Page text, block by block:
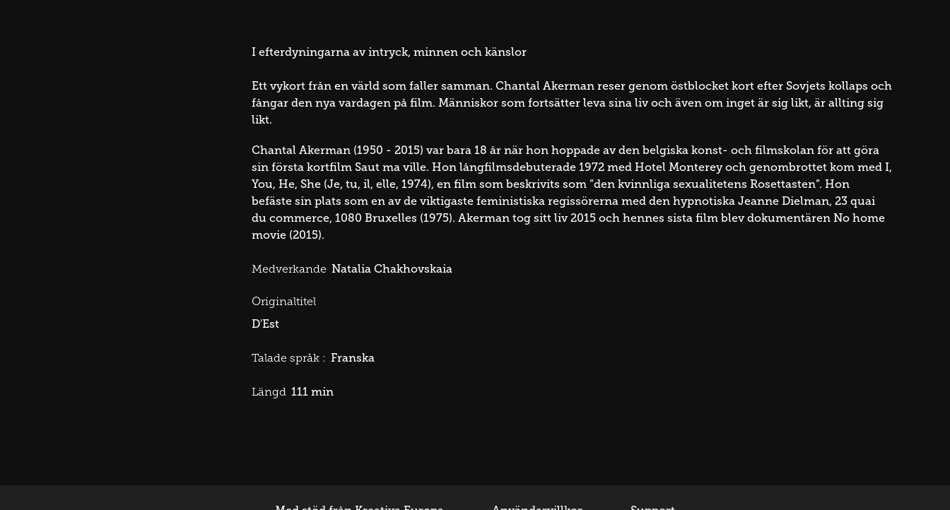
I efterdyningarna av intryck, minnen och känslor
Ett vykort från en värld som faller samman. Chantal Akerman reser genom östblocket kort efter Sovjets kollaps och
fångar den nya vardagen på film. Människor som fortsätter leva sina liv och även om inget är sig likt, är allting sig
likt.
Chantal Akerman (1950 - 2015) var bara 18 år när hon hoppade av den belgiska konst- och filmskolan för att göra
sin första kortfilm Saut ma ville. Hon långfilmsdebuterade 1972 med Hotel Monterey och genombrottet kom med I,
You, He, She (Je, tu, il, elle, 1974), en film som beskrivits som ”den kvinnliga sexualitetens Rosettasten”. Hon
befäste sin plats som en av de viktigaste feministiska regissörerna med den hypnotiska Jeanne Dielman, 23 quai
du commerce, 1080 Bruxelles (1975). Akerman tog sitt liv 2015 och hennes sista film blev dokumentären No home
movie (2015).
Medverkande Natalia Chakhovskaia
Originaltitel
D'Est
Talade språk : Franska
Längd 111 min